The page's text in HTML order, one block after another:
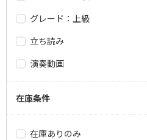
グレード：上級
立ち読み
演奏動画
在庫条件
在庫ありのみ